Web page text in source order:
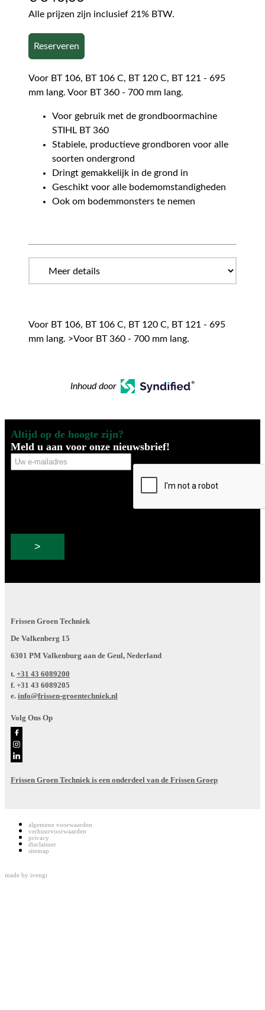
Alle prijzen zijn inclusief 21% BTW.
Reserveren
Voor BT 106, BT 106 C, BT 120 C, BT 121 - 695
mm lang. Voor BT 360 - 700 mm lang.
Voor gebruik met de grondboormachine
STIHL BT 360
Stabiele, productieve grondboren voor alle
soorten ondergrond
Dringt gemakkelijk in de grond in
Geschikt voor alle bodemomstandigheden
Ook om bodemmonsters te nemen
Voor BT 106, BT 106 C, BT 120 C, BT 121 - 695
mm lang. >Voor BT 360 - 700 mm lang.
Inhoud door
Altijd op de hoogte zijn?
Meld u aan voor onze nieuwsbrief!
Uw
e-
Frissen Groen Techniek
De Valkenberg 15
6301 PM Valkenburg aan de Geul, Nederland
t. +31 43 6089200
f. +31 43 6089205
e. info@frissen-groentechniek.nl
Volg Ons Op
Frissen Groen Techniek is een onderdeel van de Frissen Groep
algemene voorwaarden
verhuurvoorwaarden
privacy
disclaimer
sitemap
made by ivengi